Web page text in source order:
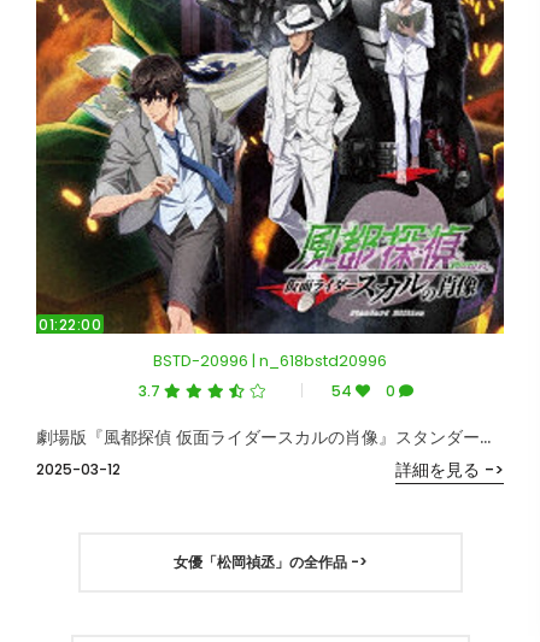
01:22:00
BSTD-20996 | n_618bstd20996
3.7 54 0
2025-03-12
劇場版『風都探偵 仮面ライダースカルの肖像』スタンダードエディション （ブルーレイディスク）
詳細を見る ->
女優「松岡禎丞」の全作品 ->